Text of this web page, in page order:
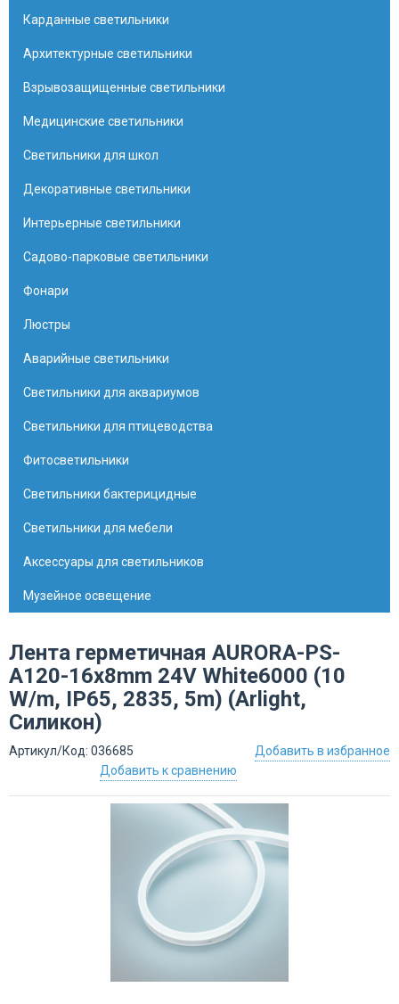
Карданные светильники
Архитектурные светильники
Взрывозащищенные светильники
Медицинские светильники
Светильники для школ
Декоративные светильники
Интерьерные светильники
Садово-парковые светильники
Фонари
Люстры
Аварийные светильники
Светильники для аквариумов
Светильники для птицеводства
Фитосветильники
Светильники бактерицидные
Светильники для мебели
Аксессуары для светильников
Музейное освещение
Лента герметичная AURORA-PS-
A120-16x8mm 24V White6000 (10
W/m, IP65, 2835, 5m) (Arlight,
Силикон)
Артикул/Код: 036685
Добавить в избранное
Добавить к сравнению